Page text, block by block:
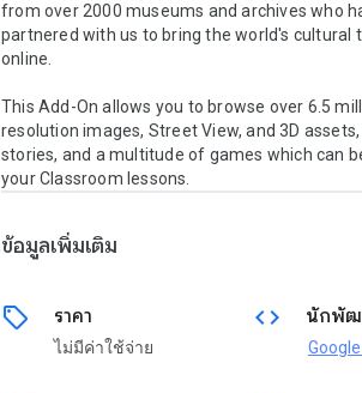
from over 2000 museums and archives who
partnered with us to bring the world's cultural
online.
This Add-On allows you to browse over 6.5
resolution images, Street View, and 3D
stories, and a multitude of games which can
your Classroom lessons.
ข้อมูลเพิ่มเติม
sell ราคา
ไม่มีค่าใช้จ่าย
code นักพัฒ